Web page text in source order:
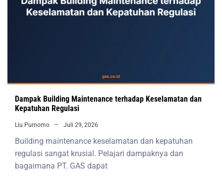
Dampak Building Maintenance terhadap Keselamatan dan
Kepatuhan Regulasi
Liu Purnomo Juli 29, 2026
Building maintenance keselamatan dan kepatuhan
regulasi sangat krusial. Pelajari dampaknya dan
bagaimana PT. GAS dapat